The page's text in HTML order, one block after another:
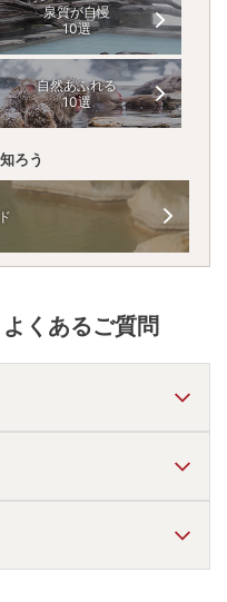
泉質が自慢
10選
自然あふれる
10選
ろう
くあるご質問
ており、温泉地の雰囲気は
います。
で約15分。
バスで約40分。